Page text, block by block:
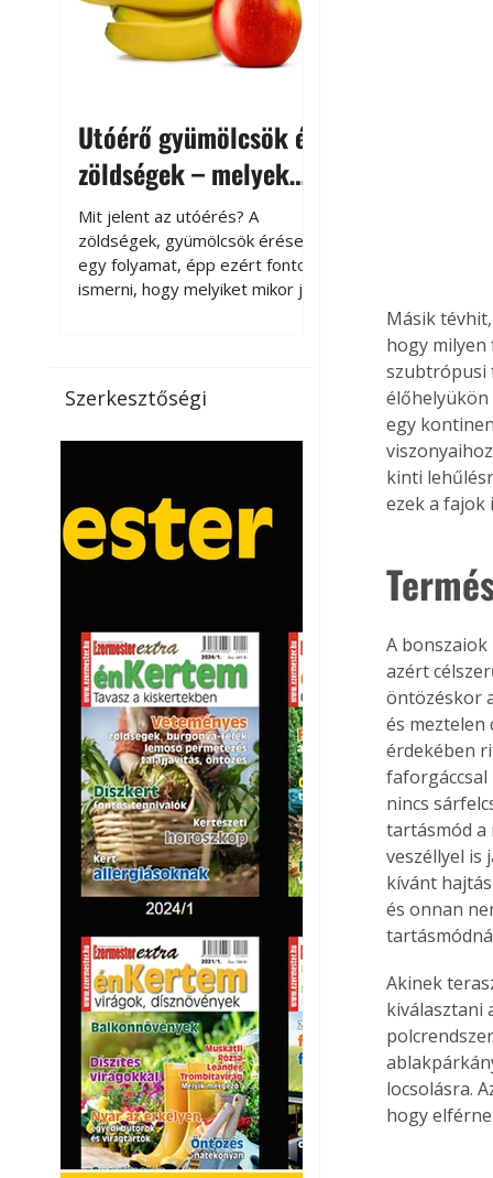
Utóérő gyümölcsök és
zöldségek – melyek
érnek tovább leszedés
után?
Mit jelent az utóérés? A
zöldségek, gyümölcsök érése
egy folyamat, épp ezért fontos
ismerni, hogy melyiket mikor jó
paradicsomot sokszor
gazdasági érettségben, azaz
Utóérik eközben, de nem lesz
olyan ízű, mint amit a saját
kertünkben, biológiai
tárolható h
Szerkesztőségi
Másik
hogy milyen
szubtrópusi
egy
kinti
ezek a fajok
A
azért
öntözéskor
és meztelen
érdekében
nincs
tartásmód a
veszéllyel is
kívánt
és onnan
Akinek
kiválasztani
locsolásra.
hogy